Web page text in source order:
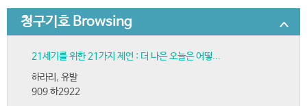
청구기호 Browsing
21세기를 위한 21가지 제언 : 더 나은 오늘은 어떻...
하라리, 유발
909 하2922